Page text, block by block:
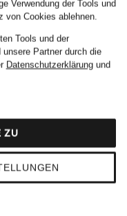
mit
+Aktionsrabatt
windsor.
Verwendung der Tools und
von Cookies ablehnen.
Tools und der
Partner durch die
Datenschutzerklärungund
ZU